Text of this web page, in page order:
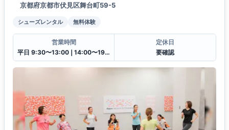
京都府京都市伏見区舞台町59-5
シューズレンタル 無料体験
営業時間
平日 9:30〜13:00❘14:00〜19:30土日祝 9:30〜13:00❘14:00〜18:00
定休日
要確認